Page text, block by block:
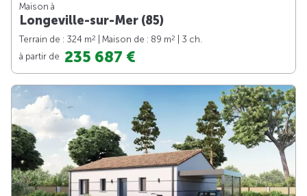
Maison à
Longeville-sur-Mer (85)
Terrain de : 324 m2 | Maison de : 89 m2
| 3 ch.
à partir de 235 687 €